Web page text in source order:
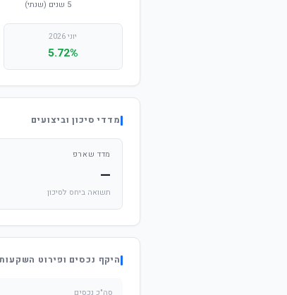
יוני 2026
5.72%
מדדי סיכון וביצועים
מדד שארפ
—
תשואה ביחס לסיכון
היקף נכסים ופירוט השקעות
סה"כ נכסים